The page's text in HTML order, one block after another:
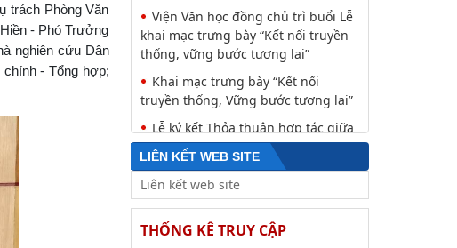
trách Phòng Văn
- Phó Trưởng
nghiên cứu Dân
- Tổng hợp;
Viện Văn học đồng chủ trì buổi Lễ
khai mạc trưng bày “Kết nối truyền
thống, vững bước tương lai”
Khai mạc trưng bày “Kết nối
truyền thống, Vững bước tương lai”
Lễ ký kết Thỏa thuận hợp tác giữa
Viện Hàn lâm Khoa học xã hội Việt
Nam và Tỉnh ủy Cao Bằng
Thường trực Hội đồng Lý luận
Trung ương làm việc với Tiểu ban
Văn hóa - Xã hội - Văn học, nghệ
LIÊN KẾT WEB SITE
THỐNG KÊ TRUY CẬP